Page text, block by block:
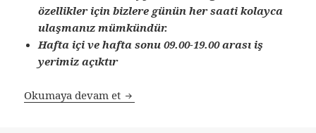
özellikler için bizlere günün her saati kolayca
ulaşmanız mümkündür.
Hafta içi ve hafta sonu 09.00-19.00 arası iş
yerimiz açıktır
Okumaya devam et SATILIK 700-16 İKİNCİ EL ÇIKMA